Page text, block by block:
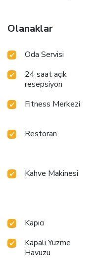
Olanaklar
Oda Servisi
24 saat açık
resepsiyon
Fitness Merkezi
Restoran
Kahve Makinesi
Kapıcı
Kapalı Yüzme
Havuzu